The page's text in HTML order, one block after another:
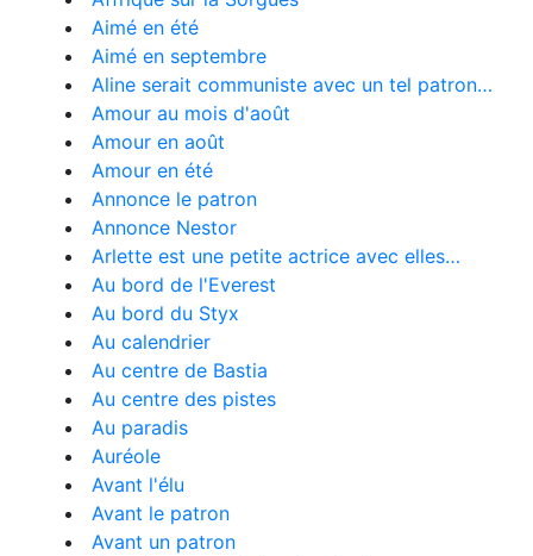
Aimé en été
Aimé en septembre
Aline serait communiste avec un tel patron…
Amour au mois d'août
Amour en août
Amour en été
Annonce le patron
Annonce Nestor
Arlette est une petite actrice avec elles…
Au bord de l'Everest
Au bord du Styx
Au calendrier
Au centre de Bastia
Au centre des pistes
Au paradis
Auréole
Avant l'élu
Avant le patron
Avant un patron